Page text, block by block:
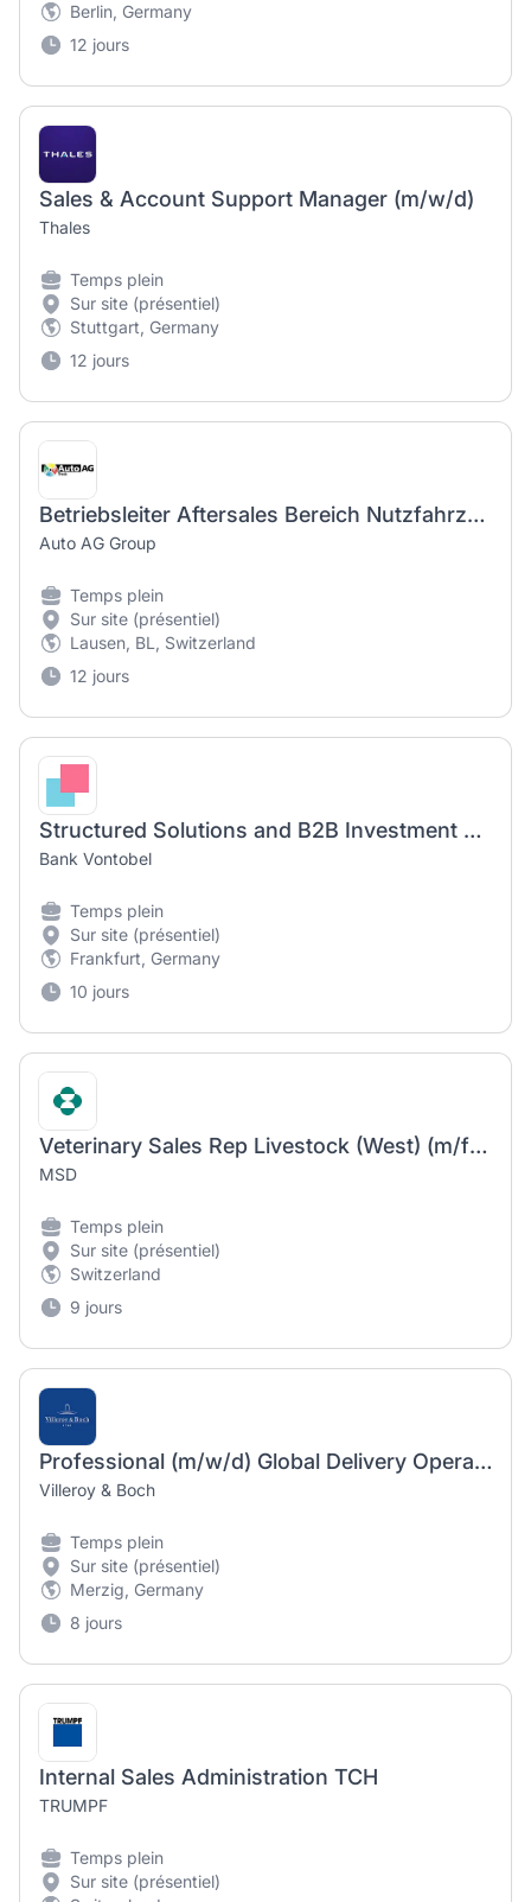
Berlin, Germany
12 jours
Sales & Account Support Manager (m/w/d)
Thales
Temps plein
Sur site (présentiel)
Stuttgart, Germany
12 jours
Betriebsleiter Aftersales Bereich Nutzfahrzeuge (a)
Auto AG Group
Temps plein
Sur site (présentiel)
Lausen, BL, Switzerland
12 jours
Structured Solutions and B2B Investment Sales Specialist Europe
Bank Vontobel
Temps plein
Sur site (présentiel)
Frankfurt, Germany
10 jours
Veterinary Sales Rep Livestock (West) (m/f/d)
MSD
Temps plein
Sur site (présentiel)
Switzerland
9 jours
Professional (m/w/d) Global Delivery Operations - Export
Villeroy & Boch
Temps plein
Sur site (présentiel)
Merzig, Germany
8 jours
Internal Sales Administration TCH
TRUMPF
Temps plein
Sur site (présentiel)